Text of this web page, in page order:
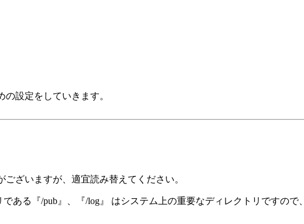
設定をしていきます。
ざいますが、適宜読み替えてください。
ある『/pub』、『/log』 はシステム上の重要なディレクトリですので、